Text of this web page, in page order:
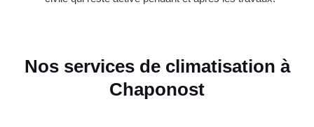
Nos services de climatisation à
Chaponost